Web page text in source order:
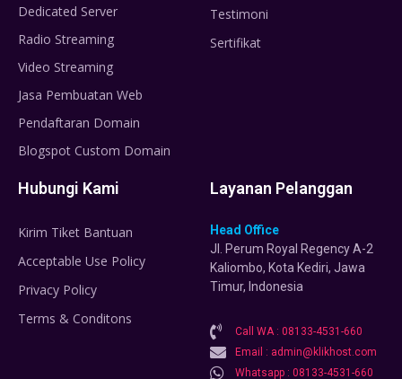
Dedicated Server
Radio Streaming
Video Streaming
Jasa Pembuatan Web
Pendaftaran Domain
Blogspot Custom Domain
Testimoni
Sertifikat
Hubungi Kami
Kirim Tiket Bantuan
Acceptable Use Policy
Privacy Policy
Terms & Conditons
Layanan Pelanggan
Head Office
Jl. Perum Royal Regency A-2
Kaliombo, Kota Kediri, Jawa
Timur, Indonesia
Call WA : 08133-4531-660
Email : admin@klikhost.com
Whatsapp : 08133-4531-660